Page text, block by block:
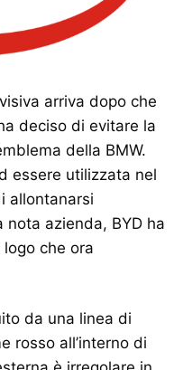
arriva dopo che
deciso di evitare la
della BMW.
essere utilizzata nel
allontanarsi
nota azienda, BYD ha
che ora
da una linea di
rosso all’interno di